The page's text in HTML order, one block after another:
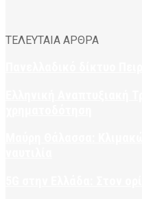
ΤΕΛΕΥΤΑΙΑ ΑΡΘΡΑ